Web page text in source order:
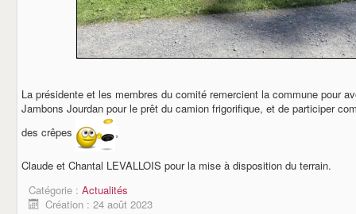
La présidente et les membres du comité remercient la commune pour
Jambons Jourdan pour le prêt du camion frigorifique, et de participer
des crêpes
Claude et Chantal LEVALLOIS pour la mise à disposition du terrain.
Catégorie : Actualités
Création : 24 août 2023